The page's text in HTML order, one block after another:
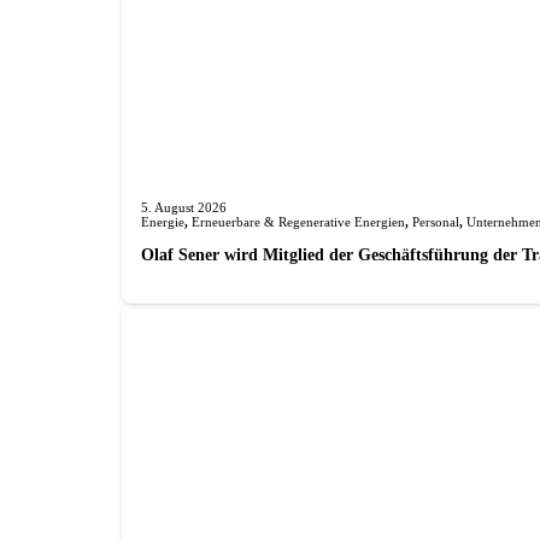
5. August 2026
Energie, Erneuerbare & Regenerative Energien, Personal, Unternehmen
Olaf Sener wird Mitglied der Geschäftsführung der